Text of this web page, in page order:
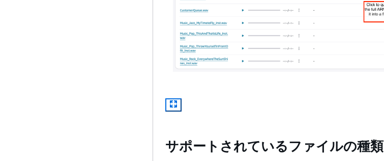
サポートされているファイルの種類